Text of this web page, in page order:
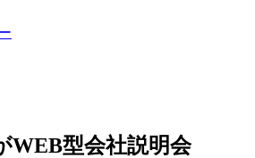
WEB型会社説明会